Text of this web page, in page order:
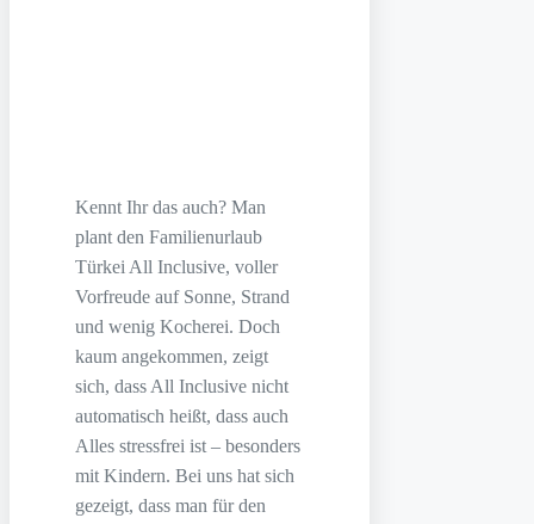
Kennt Ihr das auch? Man
plant den Familienurlaub
Türkei All Inclusive, voller
Vorfreude auf Sonne, Strand
und wenig Kocherei. Doch
kaum angekommen, zeigt
sich, dass All Inclusive nicht
automatisch heißt, dass auch
Alles stressfrei ist – besonders
mit Kindern. Bei uns hat sich
gezeigt, dass man für den